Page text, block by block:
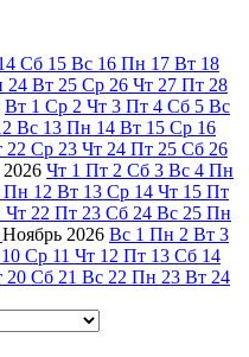
Сб 15 Вс 16 Пн 17 Вт 18
24 Вт 25 Ср 26 Чт 27 Пт 28
Вт 1 Ср 2 Чт 3 Пт 4 Сб 5 Вс
Вс 13 Пн 14 Вт 15 Ср 16
22 Ср 23 Чт 24 Пт 25 Сб 26
2026 Чт 1 Пт 2 Сб 3 Вс 4 Пн
Пн 12 Вт 13 Ср 14 Чт 15 Пт
Чт 22 Пт 23 Сб 24 Вс 25 Пн
Ноябрь 2026 Вс 1 Пн 2 Вт 3
10 Ср 11 Чт 12 Пт 13 Сб 14
20 Сб 21 Вс 22 Пн 23 Вт 24